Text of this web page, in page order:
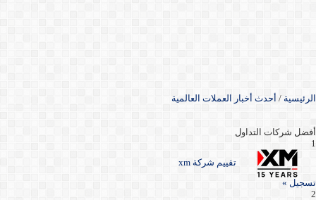
الرئيسية / أحدث أخبار العملات العالمية
أفضل شركات التداول
1
تقييم شركة xm
تسجيل »
2